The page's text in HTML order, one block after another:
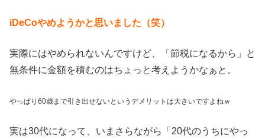
iDeCoやめようかと思いました（笑）
実際にはやめられないんですけど、「節税になるから」と
無条件に金額を積むのはちょっと考えようかなぁと。
やっぱり60歳まで引き出せないというデメリットは大きいですよねｗ
実は30代になって、いまさらながら「20代のうちにやっ